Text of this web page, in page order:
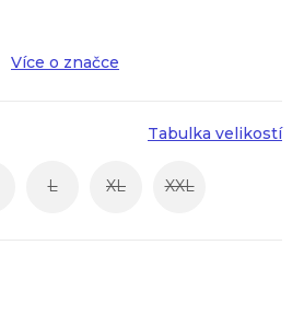
Tabulka velikostí
L XL XXL
Více o značce